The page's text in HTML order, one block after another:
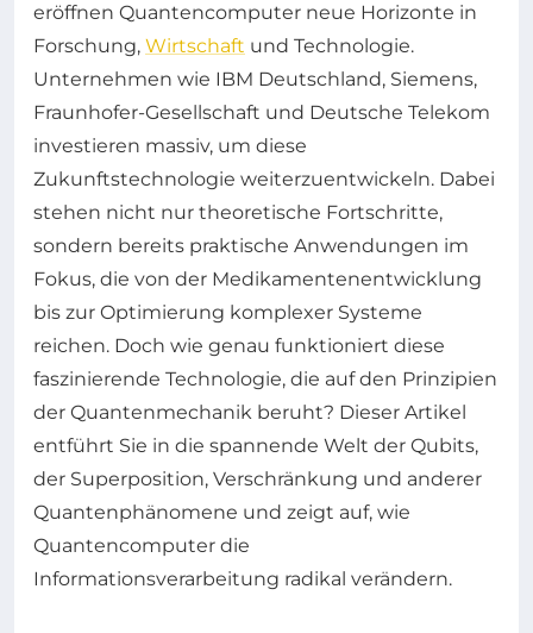
eröffnen Quantencomputer neue Horizonte in
Forschung, Wirtschaft und Technologie.
Unternehmen wie IBM Deutschland, Siemens,
Fraunhofer-Gesellschaft und Deutsche Telekom
investieren massiv, um diese
Zukunftstechnologie weiterzuentwickeln. Dabei
stehen nicht nur theoretische Fortschritte,
sondern bereits praktische Anwendungen im
Fokus, die von der Medikamentenentwicklung
bis zur Optimierung komplexer Systeme
reichen. Doch wie genau funktioniert diese
faszinierende Technologie, die auf den Prinzipien
der Quantenmechanik beruht? Dieser Artikel
entführt Sie in die spannende Welt der Qubits,
der Superposition, Verschränkung und anderer
Quantenphänomene und zeigt auf, wie
Quantencomputer die
Informationsverarbeitung radikal verändern.